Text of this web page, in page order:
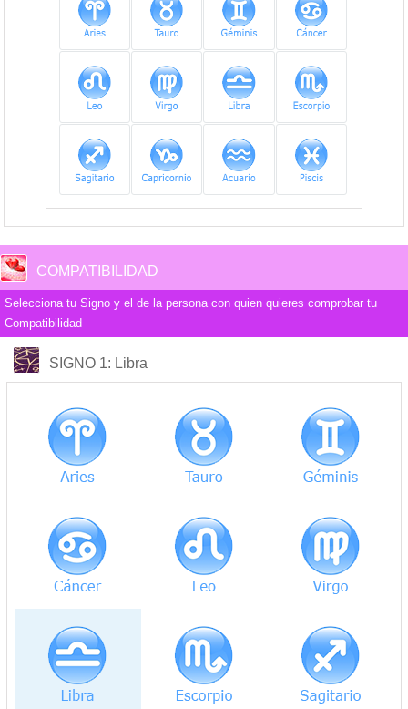
COMPATIBILIDAD
Selecciona tu Signo y el de la persona con quien quieres comprobar tu
Compatibilidad
SIGNO 1: Libra